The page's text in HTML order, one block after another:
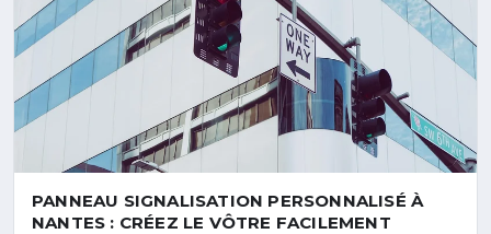
PANNEAU SIGNALISATION PERSONNALISÉ À
NANTES : CRÉEZ LE VÔTRE FACILEMENT